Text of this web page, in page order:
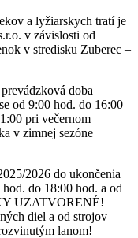
a lyžiarskych tratí je
v závislosti od
v stredisku Zuberec –
doba
od 9:00 hod. do 16:00
pri večernom
v zimnej sezóne
2026 do ukončenia
do 18:00 hod. a od
UZATVORENÉ!
diel a od strojov
lanom!